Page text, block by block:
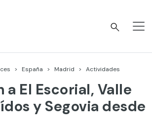
España Madrid Actividades
a El Escorial, Valle
y Segovia desde